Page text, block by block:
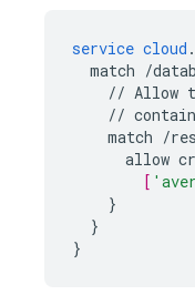
service cloud .
match /
// Allow
// contain
match /
allow
[
}
}
}